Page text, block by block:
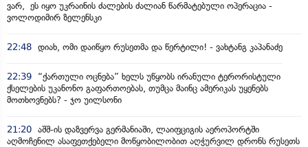
ვარ, ეს იყო უკრაინის ძალების ძალიან წარმატებული ოპერაცია -
ვოლოდიმირ ზელენსკი
22:48 დიახ, ომი დაიწყო რუსეთმა და წერტილი! - ვახტანგ კაპანაძე
22:39
“ქართული ოცნება” ხელს უწყობს ირანული ტერორისტული
ქსელების უკანონო გაფართოებას, თუმცა მაინც ამერიკას უყენებს
მოთხოვნებს? - ჯო უილსონი
21:20 აშშ-ის დაზვერვა გერმანიაში, ლაიფციგის აეროპორტში
აღმოჩენილ ასაფეთქებელი მოწყობილობით აღჭურვილ დრონს რუსეთს